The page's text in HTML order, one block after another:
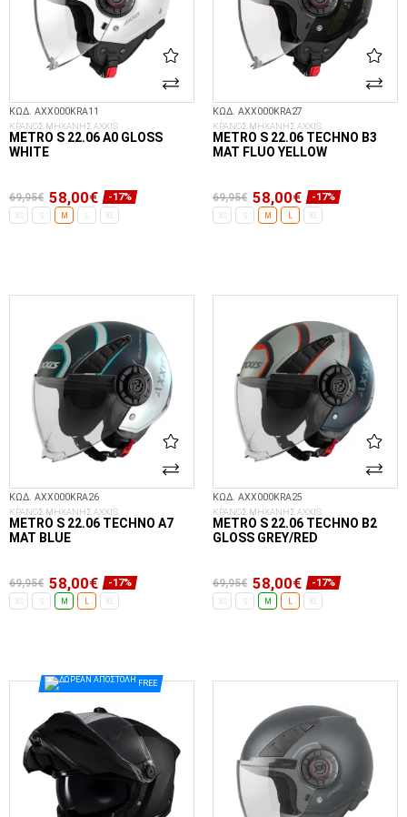
ΚΩΔ. AXX000KRA11
ΚΡΑΝΟΣ ΜΗΧΑΝΗΣ AXXIS
METRO S 22.06 A0 GLOSS
WHITE
69,95€ 58,00€ -17%
XS S M XL
ΚΩΔ. AXX000KRA27
ΚΡΑΝΟΣ ΜΗΧΑΝΗΣ AXXIS
METRO S 22.06 TECHNO B3
MAT FLUO YELLOW
69,95€ 58,00€ -17%
XS S M XL
ΚΩΔ. AXX000KRA26
ΚΡΑΝΟΣ ΜΗΧΑΝΗΣ AXXIS
METRO S 22.06 TECHNO A7
MAT BLUE
69,95€ 58,00€ -17%
XS S M XL
ΚΩΔ. AXX000KRA25
ΚΡΑΝΟΣ ΜΗΧΑΝΗΣ AXXIS
METRO S 22.06 TECHNO B2
GLOSS GREY/RED
69,95€ 58,00€ -17%
XS S M XL
FREE